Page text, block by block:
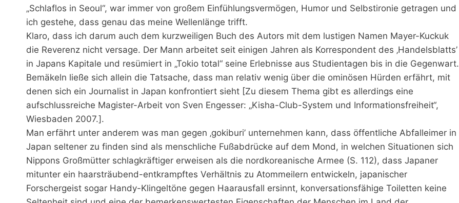
„Schlaflos in Seoul“, war immer von großem Einfühlungsvermögen, Humor und Selbstironie getragen und
ich gestehe, dass genau das meine Wellenlänge trifft.
Klaro, dass ich darum auch dem kurzweiligen Buch des Autors mit dem lustigen Namen Mayer-Kuckuk
die Reverenz nicht versage. Der Mann arbeitet seit einigen Jahren als Korrespondent des ‚Handelsblatts’
in Japans Kapitale und resümiert in „Tokio total“ seine Erlebnisse aus Studientagen bis in die Gegenwart.
Bemäkeln ließe sich allein die Tatsache, dass man relativ wenig über die ominösen Hürden erfährt, mit
denen sich ein Journalist in Japan konfrontiert sieht [Zu diesem Thema gibt es allerdings eine
aufschlussreiche Magister-Arbeit von Sven Engesser: „Kisha-Club-System und Informationsfreiheit“,
Wiesbaden 2007.].
Man erfährt unter anderem was man gegen ‚gokiburi’ unternehmen kann, dass öffentliche Abfalleimer in
Japan seltener zu finden sind als menschliche Fußabdrücke auf dem Mond, in welchen Situationen sich
Nippons Großmütter schlagkräftiger erweisen als die nordkoreanische Armee (S. 112), dass Japaner
mitunter ein haarsträubend-entkrampftes Verhältnis zu Atommeilern entwickeln, japanischer
Forschergeist sogar Handy-Klingeltöne gegen Haarausfall ersinnt, konversationsfähige Toiletten keine